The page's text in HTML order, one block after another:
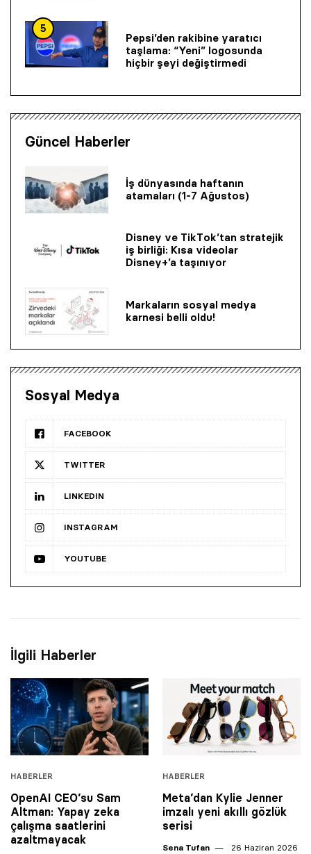
5
Pepsi’den rakibine yaratıcı
taşlama: “Yeni” logosunda
hiçbir şeyi değiştirmedi
Güncel Haberler
İş dünyasında haftanın
atamaları (1-7 Ağustos)
Disney ve TikTok’tan stratejik
iş birliği: Kısa videolar
Disney+’a taşınıyor
Markaların sosyal medya
karnesi belli oldu!
Sosyal Medya
FACEBOOK
TWITTER
LINKEDIN
INSTAGRAM
YOUTUBE
İlgili Haberler
HABERLER
OpenAI CEO’su Sam
Altman: Yapay zeka
çalışma saatlerini
azaltmayacak
HABERLER
Meta’dan Kylie Jenner
imzalı yeni akıllı gözlük
serisi
Sena Tufan 26 Haziran 2026